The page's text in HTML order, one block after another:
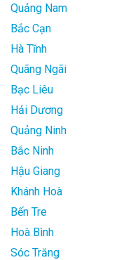
Quảng Nam
Bắc Cạn
Hà Tĩnh
Quãng Ngãi
Bạc Liêu
Hải Dương
Quảng Ninh
Bắc Ninh
Hậu Giang
Khánh Hoà
Bến Tre
Hoà Bình
Sóc Trăng